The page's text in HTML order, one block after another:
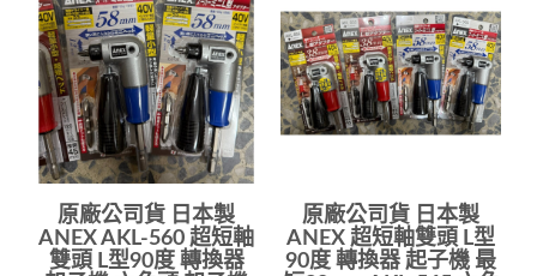
原廠公司貨 日本製
ANEX AKL-560 超短軸
雙頭 L型90度 轉換器
原廠公司貨 日本製
ANEX 超短軸雙頭 L型
90度 轉換器 起子機 最